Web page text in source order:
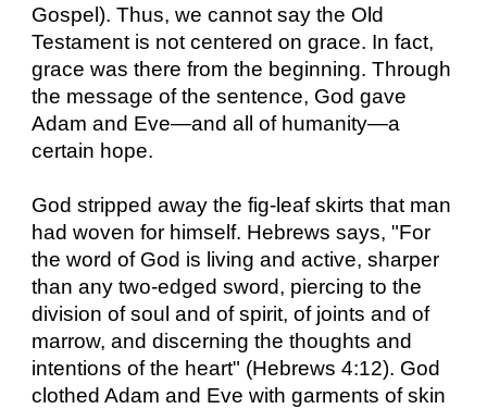
Gospel). Thus, we cannot say the Old
Testament is not centered on grace. In fact,
grace was there from the beginning. Through
the message of the sentence, God gave
Adam and Eve—and all of humanity—a
certain hope.
God stripped away the fig-leaf skirts that man
had woven for himself. Hebrews says, "For
the word of God is living and active, sharper
than any two-edged sword, piercing to the
division of soul and of spirit, of joints and of
marrow, and discerning the thoughts and
intentions of the heart" (Hebrews 4:12). God
clothed Adam and Eve with garments of skin